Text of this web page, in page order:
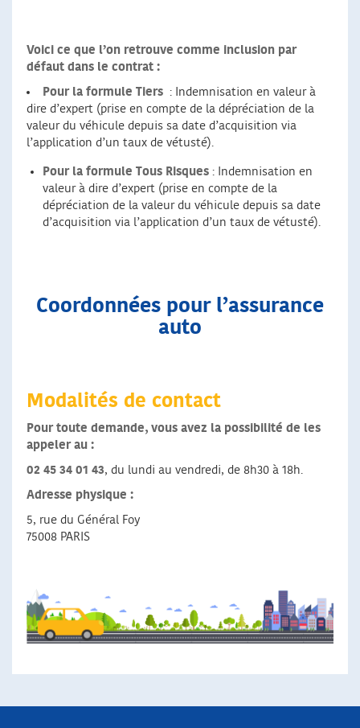
Voici ce que l’on retrouve comme inclusion par
défaut dans le contrat :
Pour la formule Tiers : Indemnisation en valeur à
dire d’expert (prise en compte de la dépréciation de la
valeur du véhicule depuis sa date d’acquisition via
l’application d’un taux de vétusté).
Pour la formule Tous Risques : Indemnisation en
valeur à dire d’expert (prise en compte de la
dépréciation de la valeur du véhicule depuis sa date
d’acquisition via l’application d’un taux de vétusté).
Coordonnées pour l’assurance
auto
Modalités de contact
Pour toute demande, vous avez la possibilité de les
appeler au :
02 45 34 01 43, du lundi au vendredi, de 8h30 à 18h.
Adresse physique :
5, rue du Général Foy
75008 PARIS